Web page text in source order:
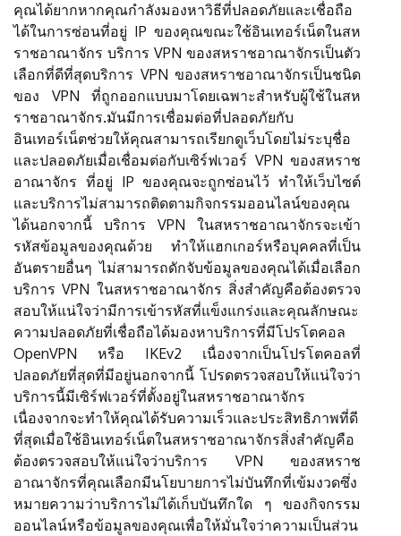
คุณได้ยากหากคุณกำลังมองหาวิธีที่ปลอดภัยและเชื่อถือ
ได้ในการซ่อนที่อยู่ IP ของคุณขณะใช้อินเทอร์เน็ตในสห
ราชอาณาจักร บริการ VPN ของสหราชอาณาจักรเป็นตัว
เลือกที่ดีที่สุดบริการ VPN ของสหราชอาณาจักรเป็นชนิด
ของ VPN ที่ถูกออกแบบมาโดยเฉพาะสำหรับผู้ใช้ในสห
ราชอาณาจักร.มันมีการเชื่อมต่อที่ปลอดภัยกับ
อินเทอร์เน็ตช่วยให้คุณสามารถเรียกดูเว็บโดยไม่ระบุชื่อ
และปลอดภัยเมื่อเชื่อมต่อกับเซิร์ฟเวอร์ VPN ของสหราช
อาณาจักร ที่อยู่ IP ของคุณจะถูกซ่อนไว้ ทำให้เว็บไซต์
และบริการไม่สามารถติดตามกิจกรรมออนไลน์ของคุณ
ได้นอกจากนี้ บริการ VPN ในสหราชอาณาจักรจะเข้า
รหัสข้อมูลของคุณด้วย ทำให้แฮกเกอร์หรือบุคคลที่เป็น
อันตรายอื่นๆ ไม่สามารถดักจับข้อมูลของคุณได้เมื่อเลือก
บริการ VPN ในสหราชอาณาจักร สิ่งสำคัญคือต้องตรวจ
สอบให้แน่ใจว่ามีการเข้ารหัสที่แข็งแกร่งและคุณลักษณะ
ความปลอดภัยที่เชื่อถือได้มองหาบริการที่มีโปรโตคอล
OpenVPN หรือ IKEv2 เนื่องจากเป็นโปรโตคอลที่
ปลอดภัยที่สุดที่มีอยู่นอกจากนี้ โปรดตรวจสอบให้แน่ใจว่า
บริการนี้มีเซิร์ฟเวอร์ที่ตั้งอยู่ในสหราชอาณาจักร
เนื่องจากจะทำให้คุณได้รับความเร็วและประสิทธิภาพที่ดี
ที่สุดเมื่อใช้อินเทอร์เน็ตในสหราชอาณาจักรสิ่งสำคัญคือ
ต้องตรวจสอบให้แน่ใจว่าบริการ VPN ของสหราช
อาณาจักรที่คุณเลือกมีนโยบายการไม่บันทึกที่เข้มงวดซึ่ง
หมายความว่าบริการไม่ได้เก็บบันทึกใด ๆ ของกิจกรรม
ออนไลน์หรือข้อมูลของคุณเพื่อให้มั่นใจว่าความเป็นส่วน